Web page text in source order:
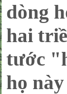
dòng
hai
tước
họ